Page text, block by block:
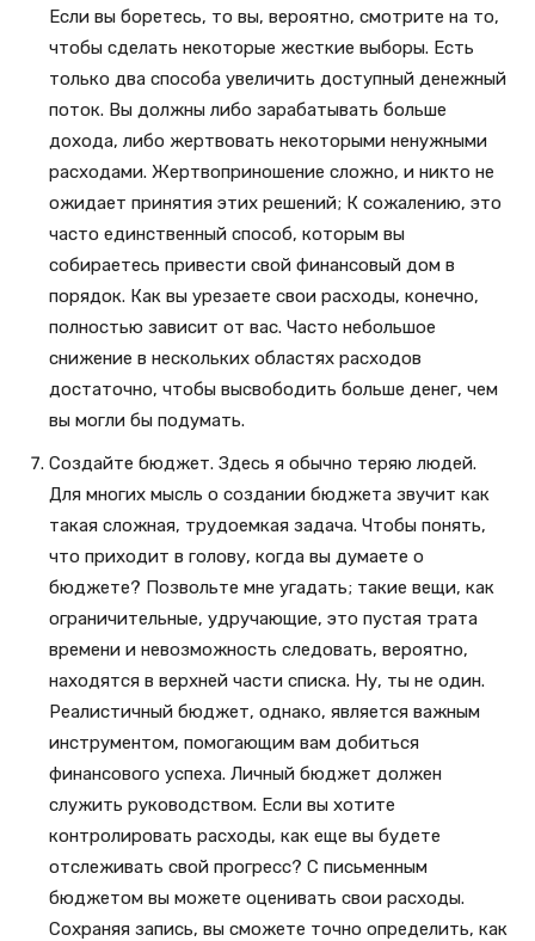
Если вы боретесь, то вы, вероятно, смотрите на то,
чтобы сделать некоторые жесткие выборы. Есть
только два способа увеличить доступный денежный
поток. Вы должны либо зарабатывать больше
дохода, либо жертвовать некоторыми ненужными
расходами. Жертвоприношение сложно, и никто не
ожидает принятия этих решений; К сожалению, это
часто единственный способ, которым вы
собираетесь привести свой финансовый дом в
порядок. Как вы урезаете свои расходы, конечно,
полностью зависит от вас. Часто небольшое
снижение в нескольких областях расходов
достаточно, чтобы высвободить больше денег, чем
вы могли бы подумать.
Создайте бюджет. Здесь я обычно теряю людей.
Для многих мысль о создании бюджета звучит как
такая сложная, трудоемкая задача. Чтобы понять,
что приходит в голову, когда вы думаете о
бюджете? Позвольте мне угадать; такие вещи, как
ограничительные, удручающие, это пустая трата
времени и невозможность следовать, вероятно,
находятся в верхней части списка. Ну, ты не один.
Реалистичный бюджет, однако, является важным
инструментом, помогающим вам добиться
финансового успеха. Личный бюджет должен
служить руководством. Если вы хотите
контролировать расходы, как еще вы будете
отслеживать свой прогресс? С письменным
бюджетом вы можете оценивать свои расходы.
Сохраняя запись, вы сможете точно определить, как